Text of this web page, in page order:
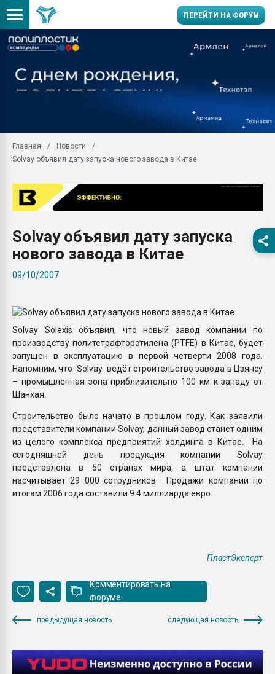
ПЕРЕЙТИ НА ФОРУМ
Вакуум-формовочные
ближайшее
28.07.2026
бутылок
Материал поверхности
вакуумного
Главная
Новости
Solvay объявил дату запуска нового завода в Китае
Solvay объявил дату запуска
нового завода в Китае
09/10/2007
Solvay Solexis объявил, что новый завод компании по
производству политетрафторэтилена (PTFE) в Китае, будет
запущен в эксплуатацию в первой четверти 2008 года.
Напомним, что Solvay ведёт строительство завода в Цзянсу
– промышленная зона приблизительно 100 км к западу от
Шанхая.
Строительство было начато в прошлом году. Как заявили
представители компании Solvay, данный завод станет одним
из целого комплекса предприятий холдинга в Китае. На
сегодняшней день продукция компании Solvay
представлена в 50 странах мира, а штат компании
насчитывает 29 000 сотрудников. Продажи компании по
итогам 2006 года составили 9.4 миллиарда евро.
ПластЭксперт
Комментировать на
форуме
предыдущая новость следующая новость